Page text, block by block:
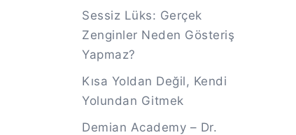
Sessiz Lüks: Gerçek
Zenginler Neden Gösteriş
Yapmaz?
Kısa Yoldan Değil, Kendi
Yolundan Gitmek
Demian Academy – Dr.